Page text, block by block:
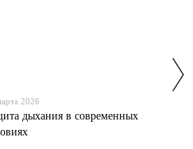
2026
дыхания в современных